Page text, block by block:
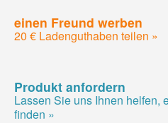
einen Freund werben
20 € Ladenguthaben teilen »
Produkt anfordern
Lassen Sie uns Ihnen helfen,
finden »